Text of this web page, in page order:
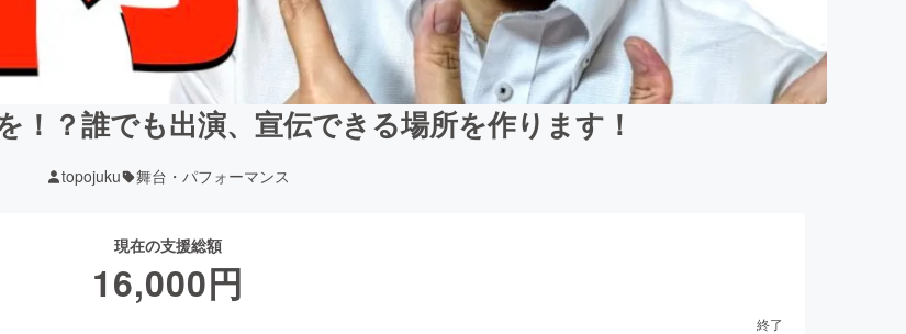
！？誰でも出演、宣伝できる場所を作ります！
topojuku 舞台・パフォーマンス
現在の支援総額
16,000円
終了